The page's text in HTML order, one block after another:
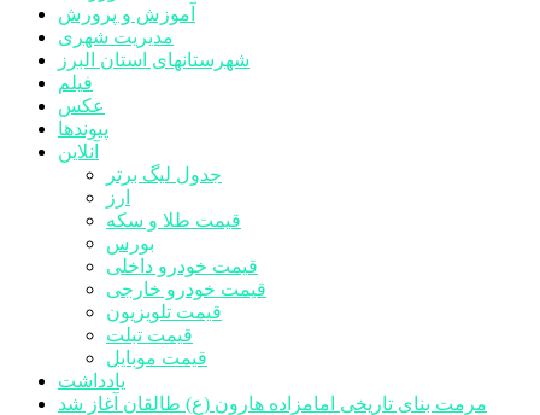
آموزش و پرورش
مدیریت شهری
شهرستانهای استان البرز
فیلم
عکس
پیوندها
آنلاین
جدول لیگ برتر
ارز
قیمت طلا و سکه
بورس
قیمت خودرو داخلی
قیمت خودرو خارجی
قیمت تلویزیون
قیمت تبلت
قیمت موبایل
یادداشت
مرمت بنای تاریخی امامزاده هارون (ع) طالقان آغاز شد